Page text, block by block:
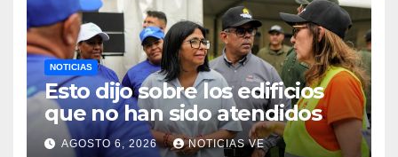
NOTICIAS
Esto dijo sobre los edificios
que no han sido atendidos
AGOSTO 6, 2026 NOTICIAS VE